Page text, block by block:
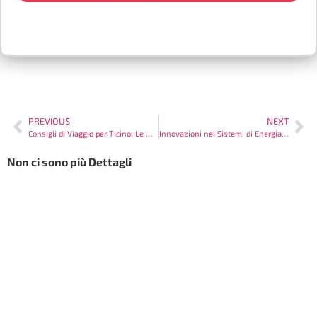
PREVIOUS NEXT
Innovazioni nei Sistemi di Energia Rinnovabile in Ticino: Un Futuro Sostenibile
Non ci sono più Dettagli